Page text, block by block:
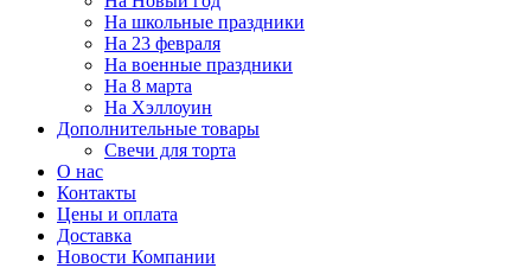
На школьные праздники
На 23 февраля
На военные праздники
На 8 марта
На Хэллоуин
Дополнительные товары
Свечи для торта
О нас
Контакты
Цены и оплата
Доставка
Новости Компании